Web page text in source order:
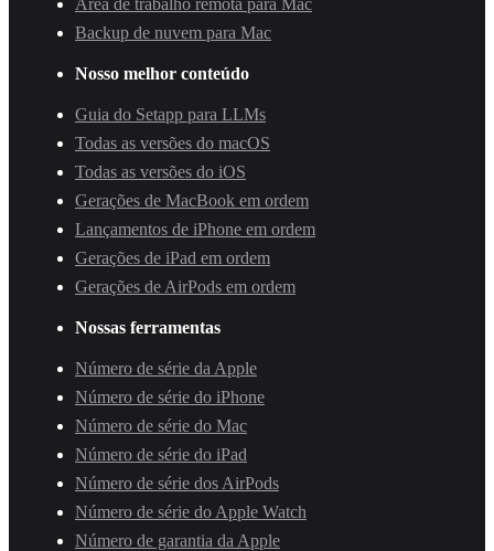
Backup de nuvem para Mac
Nosso melhor conteúdo
Guia do Setapp para LLMs
Todas as versões do macOS
Todas as versões do iOS
Gerações de MacBook em ordem
Lançamentos de iPhone em ordem
Gerações de iPad em ordem
Gerações de AirPods em ordem
Nossas ferramentas
Número de série da Apple
Número de série do iPhone
Número de série do Mac
Número de série do iPad
Número de série dos AirPods
Número de série do Apple Watch
Número de garantia da Apple